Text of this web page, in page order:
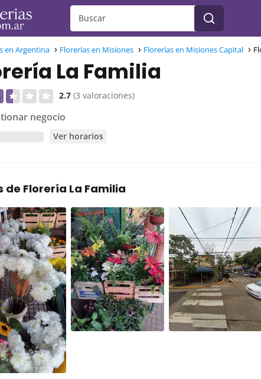
en Argentina Florerías en Misiones Florerías en Misiones Capital
La Familia
2.7 (3 valoraciones)
negocio
Ver horarios
de Florería La Familia